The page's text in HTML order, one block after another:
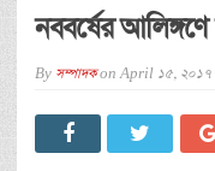
নববর্ষের
By সম্পাদকonApril 15, 2017